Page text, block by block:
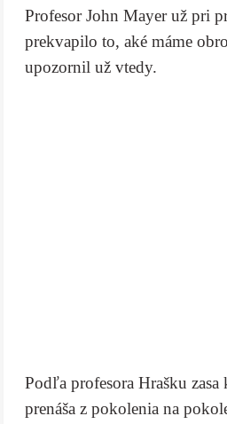
Profesor John Mayer už pri
prekvapilo to, aké máme
upozornil už vtedy.
Podľa profesora Hrašku
prenáša z pokolenia na